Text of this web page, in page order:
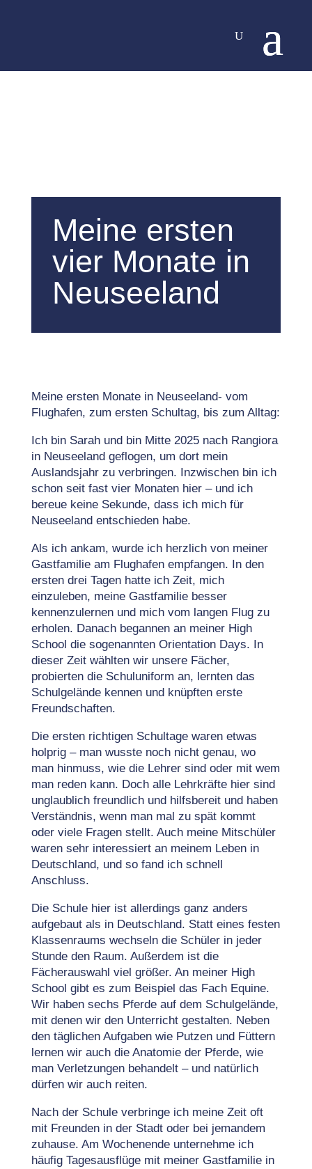
Meine ersten
vier Monate in
Neuseeland
Meine ersten Monate in Neuseeland- vom
Flughafen, zum ersten Schultag, bis zum Alltag:
Ich bin Sarah und bin Mitte 2025 nach Rangiora
in Neuseeland geflogen, um dort mein
Auslandsjahr zu verbringen. Inzwischen bin ich
schon seit fast vier Monaten hier – und ich
bereue keine Sekunde, dass ich mich für
Neuseeland entschieden habe.
Als ich ankam, wurde ich herzlich von meiner
Gastfamilie am Flughafen empfangen. In den
ersten drei Tagen hatte ich Zeit, mich
einzuleben, meine Gastfamilie besser
kennenzulernen und mich vom langen Flug zu
erholen. Danach begannen an meiner High
School die sogenannten Orientation Days. In
dieser Zeit wählten wir unsere Fächer,
probierten die Schuluniform an, lernten das
Schulgelände kennen und knüpften erste
Freundschaften.
Die ersten richtigen Schultage waren etwas
holprig – man wusste noch nicht genau, wo
man hinmuss, wie die Lehrer sind oder mit wem
man reden kann. Doch alle Lehrkräfte hier sind
unglaublich freundlich und hilfsbereit und haben
Verständnis, wenn man mal zu spät kommt
oder viele Fragen stellt. Auch meine Mitschüler
waren sehr interessiert an meinem Leben in
Deutschland, und so fand ich schnell
Anschluss.
Die Schule hier ist allerdings ganz anders
aufgebaut als in Deutschland. Statt eines festen
Klassenraums wechseln die Schüler in jeder
Stunde den Raum. Außerdem ist die
Fächerauswahl viel größer. An meiner High
School gibt es zum Beispiel das Fach Equine.
Wir haben sechs Pferde auf dem Schulgelände,
mit denen wir den Unterricht gestalten. Neben
den täglichen Aufgaben wie Putzen und Füttern
lernen wir auch die Anatomie der Pferde, wie
man Verletzungen behandelt – und natürlich
dürfen wir auch reiten.
Nach der Schule verbringe ich meine Zeit oft
mit Freunden in der Stadt oder bei jemandem
zuhause. Am Wochenende unternehme ich
häufig Tagesausflüge mit meiner Gastfamilie in